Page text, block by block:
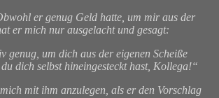
er genug Geld hatte, um mir aus der
er mich nur ausgelacht und gesagt:
genug, um dich aus der eigenen Scheiße
dich selbst hineingesteckt hast, Kollega!“
mit ihm anzulegen, als er den Vorschlag